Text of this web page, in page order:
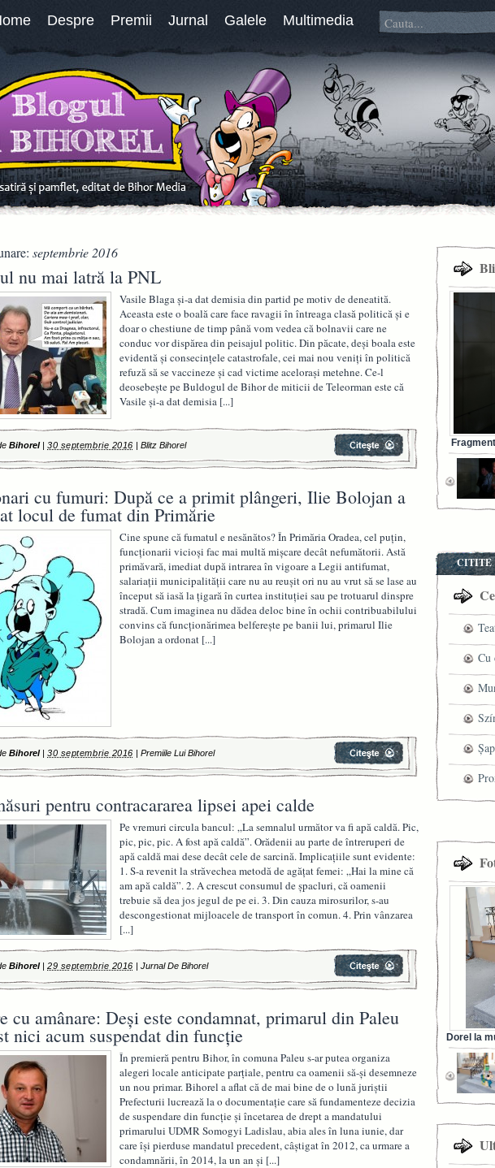
Despre Premii Jurnal Galele Multimedia
septembrie 2016
nu mai latră la PNL
Vasile Blaga și-a dat demisia din partid pe motiv de deneatită.
Aceasta este o boală care face ravagii în întreaga clasă politică și e
doar o chestiune de timp până vom vedea că bolnavii care ne
conduc vor dispărea din peisajul politic. Din păcate, deși boala este
evidentă și consecințele catastrofale, cei mai nou veniți în politică
refuză să se vaccineze și cad victime acelorași metehne. Ce-l
deosebește pe Buldogul de Bihor de miticii de Teleorman este că
Vasile și-a dat demisia [...]
Bihorel| 30 septembrie 2016 | Blitz Bihorel
cu fumuri: După ce a primit plângeri, Ilie Bolojan a
locul de fumat din Primărie
Cine spune că fumatul e nesănătos? În Primăria Oradea, cel puţin,
funcţionarii vicioşi fac mai multă mişcare decât nefumătorii. Astă
primăvară, imediat după intrarea în vigoare a Legii antifumat,
salariaţii municipalităţii care nu au reuşit ori nu au vrut să se lase au
început să iasă la ţigară în curtea instituţiei sau pe trotuarul dinspre
stradă. Cum imaginea nu dădea deloc bine în ochii contribuabilului
convins că funcţionărimea belfereşte pe banii lui, primarul Ilie
Bolojan a ordonat [...]
Bihorel| 30 septembrie 2016 | Premiile Lui Bihorel
pentru contracararea lipsei apei calde
Pe vremuri circula bancul: „La semnalul următor va fi apă caldă. Pic,
pic, pic, pic. A fost apă caldă”. Orădenii au parte de întreruperi de
apă caldă mai dese decât cele de sarcină. Implicațiile sunt evidente:
1. S-a revenit la străvechea metodă de agățat femei: „Hai la mine că
am apă caldă”. 2. A crescut consumul de șpacluri, că oamenii
trebuie să dea jos jegul de pe ei. 3. Din cauza mirosurilor, s-au
descongestionat mijloacele de transport în comun. 4. Prin vânzarea
[...]
Bihorel| 29 septembrie 2016 | Jurnal De Bihorel
cu amânare: Deşi este condamnat, primarul din Paleu
nici acum suspendat din funcţie
În premieră pentru Bihor, în comuna Paleu s-ar putea organiza
alegeri locale anticipate parţiale, pentru ca oamenii să-şi desemneze
un nou primar. Bihorel a aflat că de mai bine de o lună juriştii
Prefecturii lucrează la o documentaţie care să fundamenteze decizia
de suspendare din funcţie şi încetarea de drept a mandatului
primarului UDMR Somogyi Ladislau, abia ales în luna iunie, dar
care îşi pierduse mandatul precedent, câştigat în 2012, ca urmare a
condamnării, în 2014, la un an şi [...]
CITITE
Cu
Dorel la
din